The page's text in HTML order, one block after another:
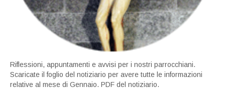
Riflessioni, appuntamenti e avvisi per i nostri parrocchiani.
Scaricate il foglio del notiziario per avere tutte le informazioni
relative al mese di Gennaio. PDF del notiziario.